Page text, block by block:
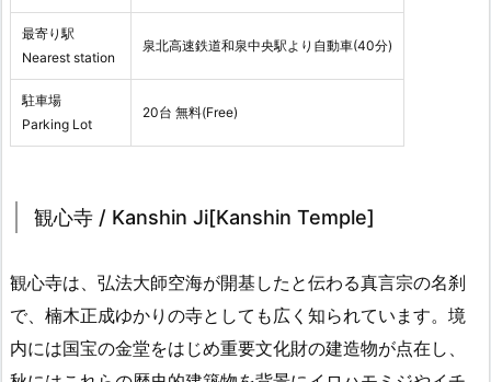
最寄り駅
Nearest station
泉北高速鉄道和泉中央駅より自動車(40分)
駐車場
Parking Lot
20台 無料(Free)
観心寺 / Kanshin Ji[Kanshin Temple]
観心寺は、弘法大師空海が開基したと伝わる真言宗の名刹
で、楠木正成ゆかりの寺としても広く知られています。境
内には国宝の金堂をはじめ重要文化財の建造物が点在し、